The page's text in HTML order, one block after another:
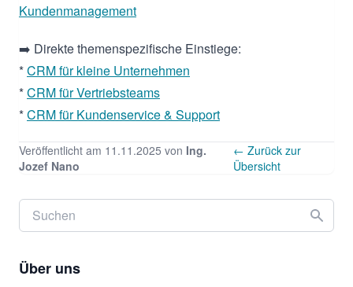
Kundenmanagement
➡️ Direkte themenspezifische Einstiege:
*CRM für kleine Unternehmen
*CRM für Vertriebsteams
*CRM für Kundenservice & Support
Veröffentlicht am 11.11.2025 von Ing.
Jozef Nano
← Zurück zur
Übersicht
Über uns